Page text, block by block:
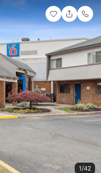
1/42